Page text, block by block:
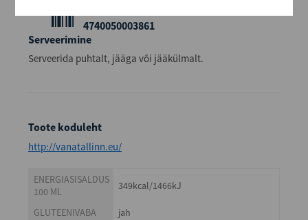
4740050003861
Serveerimine
Serveerida puhtalt, jääga või jääkülmalt.
Toote koduleht
http://vanatallinn.eu/
ENERGIASISALDUS
100 ML
349kcal/1466kJ
GLUTEENIVABA
jah